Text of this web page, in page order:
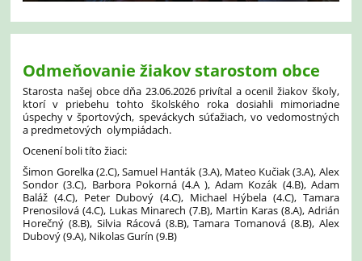
Odmeňovanie žiakov starostom obce
Starosta našej obce dňa 23.06.2026 privítal a ocenil žiakov školy,
ktorí v priebehu tohto školského roka dosiahli mimoriadne
úspechy v športových, speváckych súťažiach, vo vedomostných
a predmetových olympiádach.
Ocenení boli títo žiaci:
Šimon Gorelka(2.C),Samuel Hanták (3.A), Mateo Kučiak(3.A), Alex
Sondor(3.C), Barbora Pokorná (4.A ),Adam Kozák (4.B), Adam
Baláž (4.C), Peter Dubový (4.C), Michael Hýbela (4.C), Tamara
Prenosilová (4.C), Lukas Minarech(7.B), Martin Karas (8.A), Adrián
Horečný(8.B), Silvia Rácová (8.B),Tamara Tomanová (8.B), Alex
Dubový(9.A), Nikolas Gurín(9.B)